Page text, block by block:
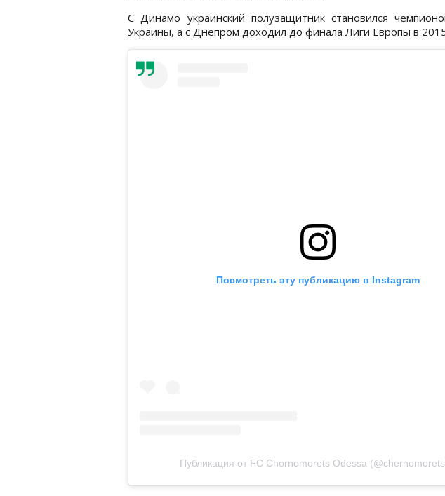
С Динамо украинский полузащитник становился
Украины, а с Днепром доходил до финала Лиги Европы в
Посмотреть эту публикацию в Instagram
Публикация от FC Chornomorets Odessa